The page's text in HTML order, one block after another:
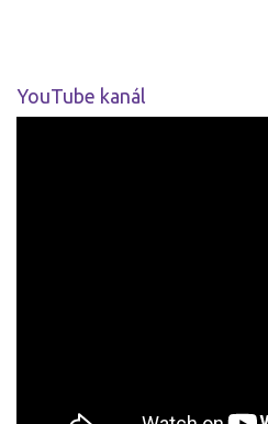
YouTube kanál